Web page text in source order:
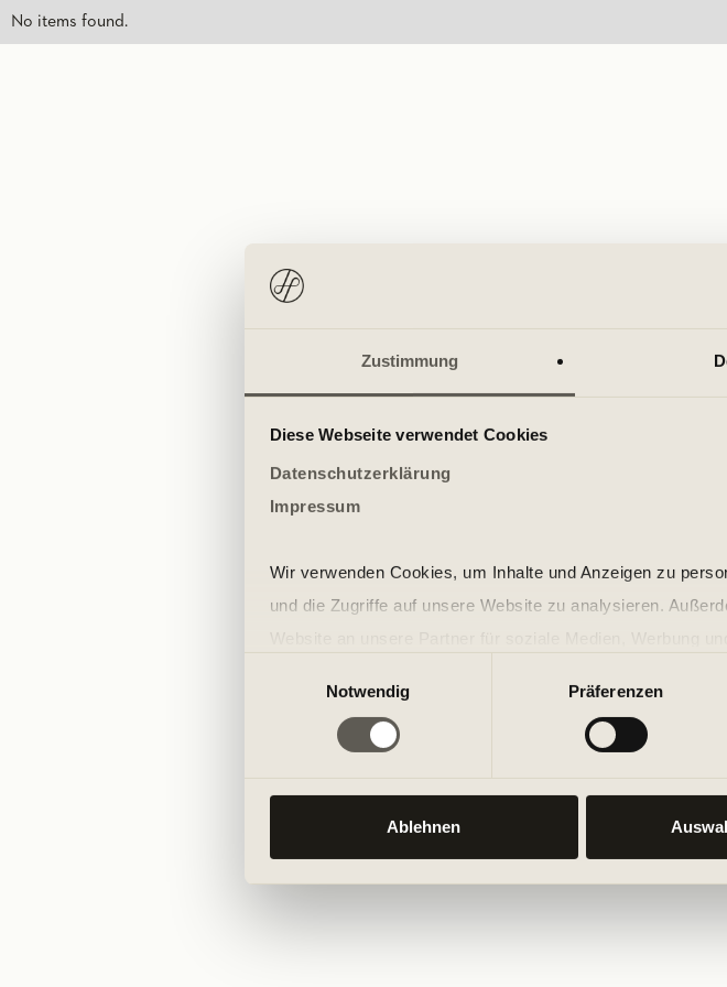
Zustimmung
Diese Webseite verwendet Cookies
Datenschutzerklärung
Impressum
Wir verwenden Cookies, um Inhalte und Anzeigen zu
und die Zugriffe auf unsere Website zu analysieren.
der Dienste gesammelt haben.
Notwendig
Präferenzen
Ablehnen
No items found.